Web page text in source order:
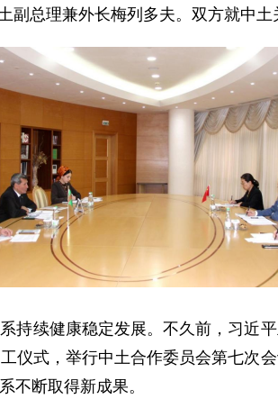
总理兼外长梅列多夫。双方就中土
持续健康稳定发展。不久前，习近
仪式，举行中土合作委员会第七次
不断取得新成果。